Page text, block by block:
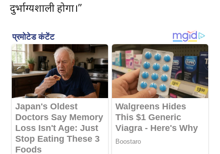
दुर्भाग्यशाली होगा।”